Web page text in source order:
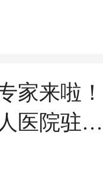
家来啦！
医院驻融
工作站坐